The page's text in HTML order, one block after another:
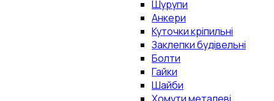
Шурупи
Анкери
Куточки кріпильні
Заклепки будівельні
Болти
Гайки
Шайби